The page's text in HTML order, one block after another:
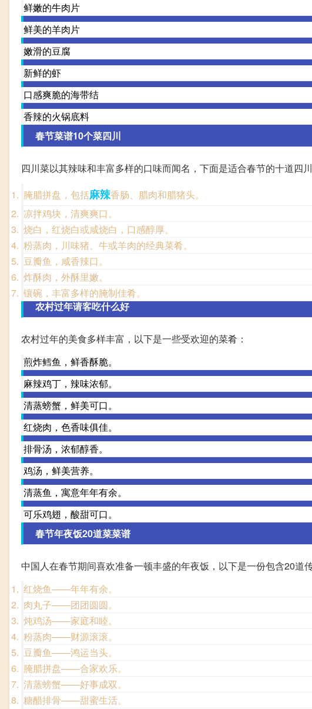
鲜嫩的牛肉片
鲜美的羊肉片
嫩滑的豆腐
新鲜的虾
口感爽脆的海带结
香辣的火锅底料
春节菜谱10个菜四川
四川菜以其辣味和丰富多样的口味而闻名，下面是适合春节的十道四川
腌腊拼盘，包括麻辣香肠、腊肉和腊猪头。
凉拌鸡块，清爽爽口。
烧白，红烧白或咸烧白，口感醇厚。
粉蒸肉，川味猪、牛或羊肉的经典菜肴。
豆瓣鱼，咸香辣口。
炸酥肉，外酥里嫩。
镶碗，丰富多样的腌制佳肴。
农村过年请客吃什么好
农村过年的美食多样丰富，以下是一些受欢迎的菜肴：
煎炸鳕鱼，鲜香酥脆。
麻辣鸡丁，辣味浓郁。
清蒸螃蟹，鲜美可口。
红烧肉，色香味俱佳。
排骨汤，浓郁醇香。
鸡汤，鲜美营养。
清蒸鱼，寓意年年有余。
可乐鸡翅，酸甜可口。
春节年夜饭20道菜菜谱
中国人在春节期间喜欢准备一顿丰盛的年夜饭，以下是一份包含20道
红烧鱼——年年有余。
肉丸子――团团圆圆。
炖鸡汤——家庭和睦。
粉蒸肉——财源滚滚。
豆瓣鱼——鸿运当头。
腌腊拼盘——合家欢乐。
清蒸螃蟹——好事成双。
糖醋排骨——甜蜜生活。